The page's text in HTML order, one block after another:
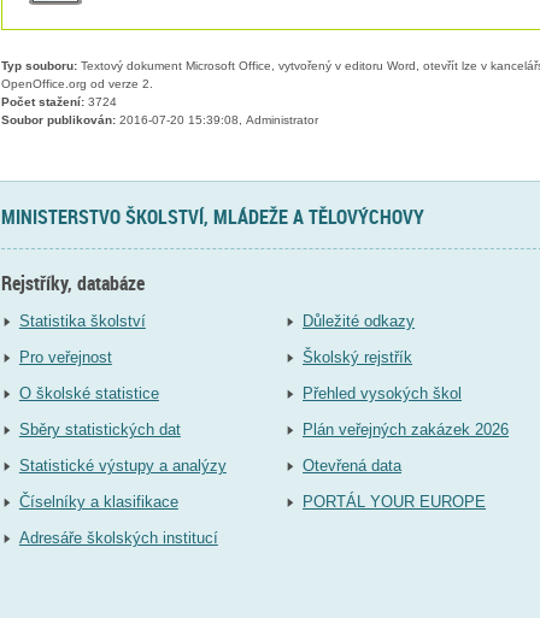
Typ souboru:Textový dokument Microsoft Office, vytvořený v editoru Word, otevřít lze v
OpenOffice.org od verze 2.
Počet stažení:3724
Soubor publikován:2016-07-20 15:39:08, Administrator
MINISTERSTVO ŠKOLSTVÍ, MLÁDEŽE A TĚLOVÝCHOVY
Rejstříky, databáze
Statistika školství
Pro veřejnost
O školské statistice
Sběry statistických dat
Statistické výstupy a analýzy
Číselníky a klasifikace
Adresáře školských institucí
Důležité odkazy
Školský rejstřík
Přehled vysokých škol
Plán veřejných zakázek 2026
Otevřená data
PORTÁL YOUR EUROPE